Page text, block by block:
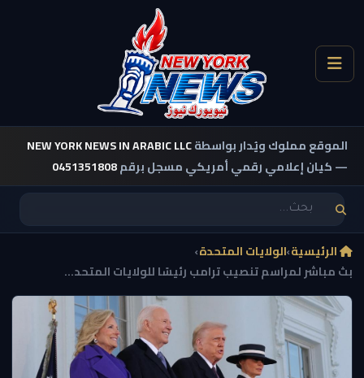
الموقع مملوك ويُدار بواسطةNEW YORK NEWS IN ARABIC LLC
— كيان إعلامي رقمي أمريكي مسجل برقم0451351808
الرئيسية›الولايات المتحدة›
بث مباشر لمراسم تنصيب ترامب رئيسًا للولايات المتحد...